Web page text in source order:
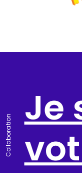
Collaboration
Je